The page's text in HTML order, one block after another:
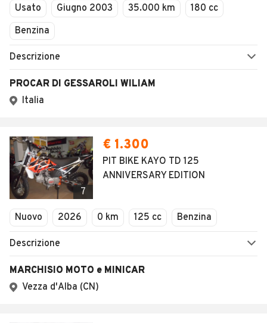
Usato Giugno 2003 35.000 km
180 cc
Benzina
Descrizione
PROCAR DI GESSAROLI WILIAM
Italia
7
€ 1.300
PIT BIKE KAYO TD 125
ANNIVERSARY EDITION
Nuovo 2026 0 km 125 cc Benzina
Descrizione
MARCHISIO MOTO e MINICAR
Vezza d'Alba (CN)